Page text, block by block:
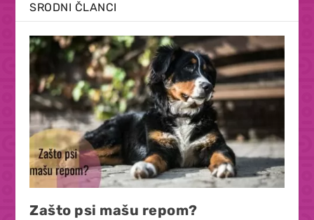
SRODNI ČLANCI
Zašto psi mašu repom?